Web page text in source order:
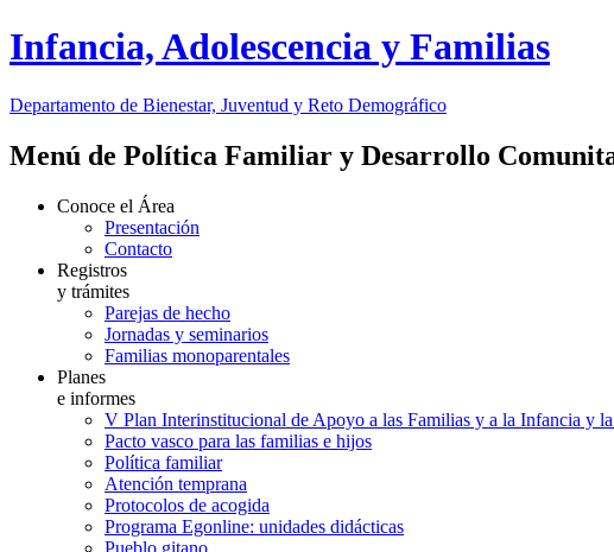
Infancia, Adolescencia y Familias
Departamento de Bienestar, Juventud y Reto Demográfico
Menú de Política Familiar y Desarrollo
Conoce el Área
Presentación
Contacto
Registros
y trámites
Parejas de hecho
Jornadas y seminarios
Familias monoparentales
Planes
e informes
V Plan Interinstitucional de Apoyo a las Familias y a la Infancia y
Pacto vasco para las familias e hijos
Política familiar
Atención temprana
Protocolos de acogida
Programa Egonline: unidades didácticas
Pueblo gitano